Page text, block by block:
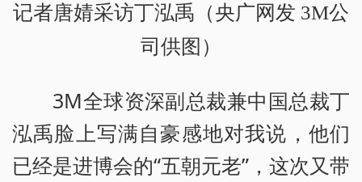
记者唐婧采访丁泓禹（央广网发 3M公
司供图）
3M全球资深副总裁兼中国总裁丁
泓禹脸上写满自豪感地对我说，他们
已经是进博会的“五朝元老”，这次又带